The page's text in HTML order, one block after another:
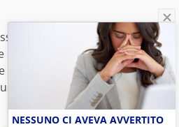
stata spinta nella sua
conoscenze del padre,
riuscita a distinguere e a far
in famiglia non è
NESSUNO CI AVEVA AVVERTITO